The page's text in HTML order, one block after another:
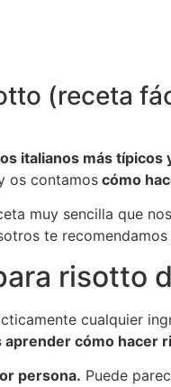
(receta
italianos más típicos
os contamos cómo
muy sencilla que
te
risotto
cualquier
aprender cómo hacer
persona. Puede